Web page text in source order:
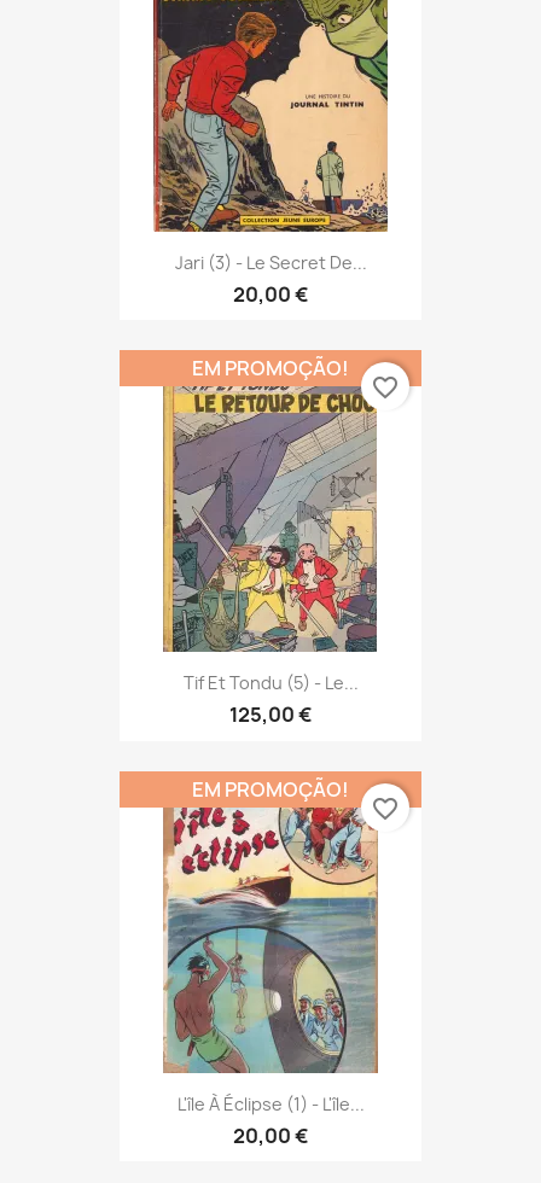
Jari (3) - Le Secret De...
20,00 €
Tif Et Tondu (5) - Le...
125,00 €
EM PROMOÇÃO!
favorite_border
L'île À Éclipse (1) - L'île...
20,00 €
EM PROMOÇÃO!
favorite_border